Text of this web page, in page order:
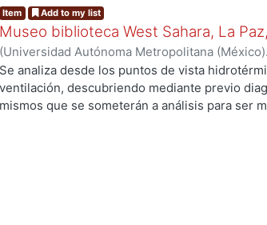
Item Add to my list
Museo biblioteca West Sahara, La
(Universidad Autónoma Metropolitana
de Servicios de Información. ,2005)Canizal
Se analiza desde los puntos de vista
ventilación, descubriendo mediante previo
mismos que se someterán a análisis para ser